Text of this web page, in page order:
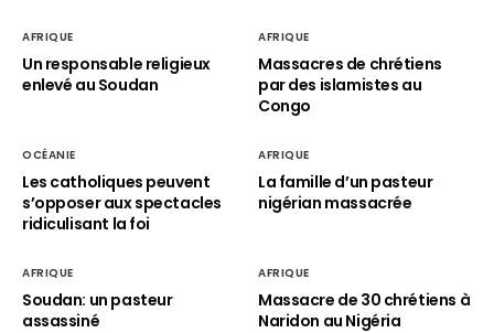
AFRIQUE
Un responsable religieux
enlevé au Soudan
AFRIQUE
Massacres de chrétiens
par des islamistes au
Congo
OCÉANIE
Les catholiques peuvent
s’opposer aux spectacles
ridiculisant la foi
AFRIQUE
La famille d’un pasteur
nigérian massacrée
AFRIQUE
Soudan: un pasteur
assassiné
AFRIQUE
Massacre de 30 chrétiens à
Naridon au Nigéria